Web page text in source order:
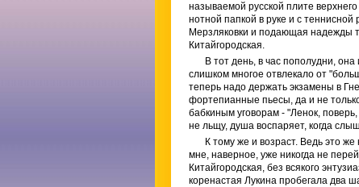
называемой русской плите
нотной папкой в руке и с
Мерзляковки и подающая надежды
Китайгородская.
В тот день, в час пополудни,
слишком многое отвлекало от
теперь надо держать экзамены в
фортепианные пьесы, да и не
бабкиным уговорам - "Ленок,
не льщу, душа воспаряет, когда
К тому же и возраст. Ведь это
мне, наверное, уже никогда не
Китайгородская, без всякого
коренастая Лукина пробегала два